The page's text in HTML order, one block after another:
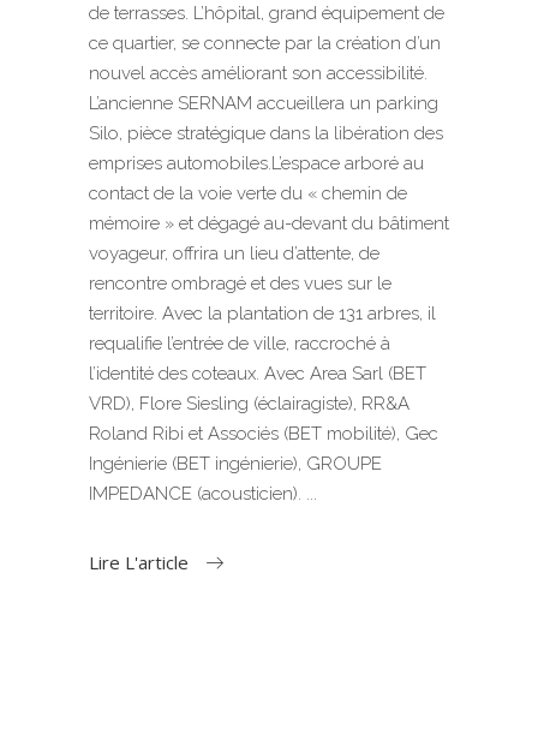
de terrasses. L’hôpital, grand équipement de
ce quartier, se connecte par la création d’un
nouvel accès améliorant son accessibilité.
L’ancienne SERNAM accueillera un parking
Silo, pièce stratégique dans la libération des
emprises automobiles.L’espace arboré au
contact de la voie verte du « chemin de
mémoire » et dégagé au-devant du bâtiment
voyageur, offrira un lieu d’attente, de
rencontre ombragé et des vues sur le
territoire. Avec la plantation de 131 arbres, il
requalifie l’entrée de ville, raccroché à
l’identité des coteaux. Avec Area Sarl (BET
VRD), Flore Siesling (éclairagiste), RR&A
Roland Ribi et Associés (BET mobilité), Gec
Ingénierie (BET ingénierie), GROUPE
IMPEDANCE (acousticien).
Lire L'article